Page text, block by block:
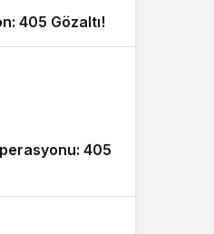
405 Gözaltı!
405